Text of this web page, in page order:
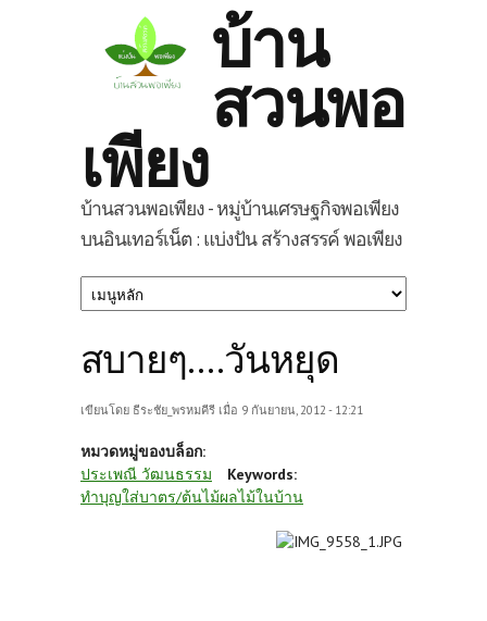
บ้าน
สวนพอ
เพียง
บ้านสวนพอเพียง - หมู่บ้านเศรษฐกิจพอเพียง
บนอินเทอร์เน็ต : แบ่งปัน สร้างสรรค์ พอเพียง
สบายๆ....วันหยุด
เขียนโดย ธีระชัย_พรหมคีรี เมื่อ 9 กันยายน, 2012 - 12:21
หมวดหมู่ของบล็อก:
ประเพณี วัฒนธรรม
Keywords:
ทำบุญใส่บาตร/ต้นไม้ผลไม้ในบ้าน